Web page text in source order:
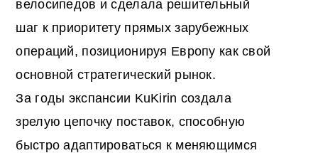
велосипедов и сделала решительный
шаг к приоритету прямых зарубежных
операций, позиционируя Европу как свой
основной стратегический рынок.
За годы экспансии KuKirin создала
зрелую цепочку поставок, способную
быстро адаптироваться к меняющимся